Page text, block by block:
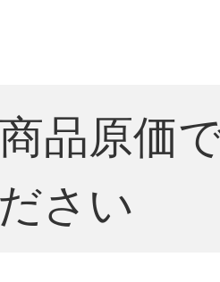
品原価
さい